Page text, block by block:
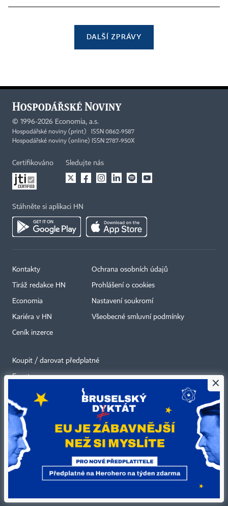
DALŠÍ ZPRÁVY
© 1996-2026 Economia, a.s.
Hospodářské noviny (print) ISSN 0862-9587
Hospodářské noviny (online) ISSN 2787-950X
Certifikováno Sledujte nás
Stáhněte si aplikaci HN
Kontakty
Tiráž redakce HN
Economia
Kariéra v HN
Ceník inzerce
Ochrana osobních údajů
Prohlášení o cookies
Nastavení soukromí
Všeobecné smluvní podmínky
Koupit / darovat předplatné
Eventy
Newslettery
RSS kanály
Autorská práva vykonává vydavatel. Bez písemného svolení vydavatele je
zakázáno jakékoli užití částí nebo celku díla, zejména rozmnožování a šíření
jakýmkoli způsobem, mechanickým nebo elektronickým, v českém nebo
jiném jazyce. Bez souhlasu vydavatele je zakázáno též rozmnožování
×